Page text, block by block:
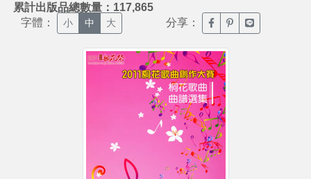
累計出版品總數量：117,865
字體： 小 中 大 分享： 臉書分享(另開新視窗)
噗浪分享(另開新
Line分享(另